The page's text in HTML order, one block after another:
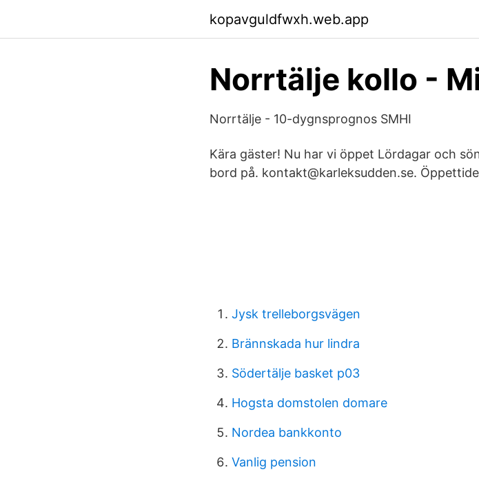
kopavguldfwxh.web.app
Norrtälje kollo -
Norrtälje - 10-dygnsprognos SMHI
Kära gäster! Nu har vi öppet Lördagar och
bord på. kontakt@karleksudden.se.
Jysk trelleborgsvägen
Brännskada hur lindra
Södertälje basket p03
Hogsta domstolen domare
Nordea bankkonto
Vanlig pension